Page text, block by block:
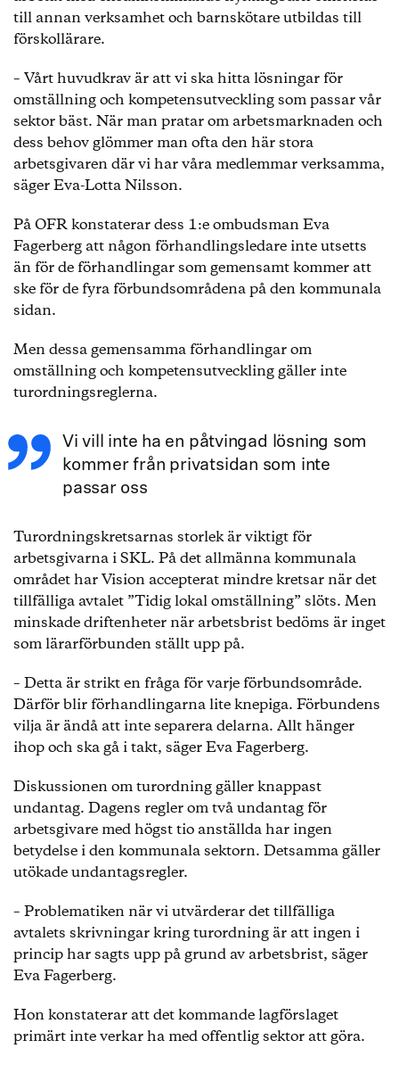
+ att de som genomgått rehabilitering och inte kan
återgå till sin tidigare arbetsplats ska få kompetens
för en ny tjänst.
+ att erbjuda samtalsstöd/coachning till såväl
chefer som medarbetare inför en
övertalighetssituation.
Förhandlingarna som nu inleds har följande
parter:
Arbetsgivarorganisationer: Sveriges Kommuner
och Landsting och Sobona – Kommunala
företagens arbetsgivarorganisation.
Fack: Kommunalarbetareförbundet, OFRs
förbundsområde Allmän kommunal verksamhet,
förbundsområde Läkare, Lärarförbundets och
Lärarnas Riksförbunds Samverkansråd samt
AkademikerAlliansen.
till annan verksamhet och barnskötare utbildas till
förskollärare.
– Vårt huvudkrav är att vi ska hitta lösningar för
omställning och kompetensutveckling som passar vår
sektor bäst. När man pratar om arbetsmarknaden och
dess behov glömmer man ofta den här stora
arbetsgivaren där vi har våra medlemmar verksamma,
säger Eva-Lotta Nilsson.
På OFR konstaterar dess 1:e ombudsman Eva
Fagerberg att någon förhandlingsledare inte utsetts
än för de förhandlingar som gemensamt kommer att
ske för de fyra förbundsområdena på den kommunala
sidan.
Men dessa gemensamma förhandlingar om
omställning och kompetensutveckling gäller inte
turordningsreglerna.
Vi vill inte ha en påtvingad lösning som
kommer från privatsidan som inte
passar oss
Turordningskretsarnas storlek är viktigt för
arbetsgivarna i SKL. På det allmänna kommunala
området har Vision accepterat mindre kretsar när det
tillfälliga avtalet ”Tidig lokal omställning” slöts. Men
minskade driftenheter när arbetsbrist bedöms är inget
som lärarförbunden ställt upp på.
– Detta är strikt en fråga för varje förbundsområde.
Därför blir förhandlingarna lite knepiga. Förbundens
vilja är ändå att inte separera delarna. Allt hänger
ihop och ska gå i takt, säger Eva Fagerberg.
Diskussionen om turordning gäller knappast
undantag. Dagens regler om två undantag för
arbetsgivare med högst tio anställda har ingen
betydelse i den kommunala sektorn. Detsamma gäller
utökade undantagsregler.
– Problematiken när vi utvärderar det tillfälliga
avtalets skrivningar kring turordning är att ingen i
princip har sagts upp på grund av arbetsbrist, säger
Eva Fagerberg.
Hon konstaterar att det kommande lagförslaget
primärt inte verkar ha med offentlig sektor att göra.